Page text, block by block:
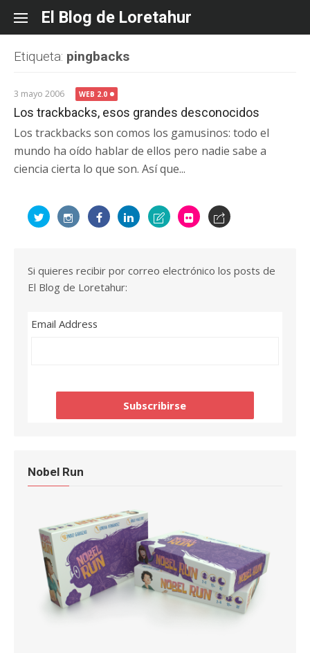
content
El Blog de Loretahur
Etiqueta: pingbacks
3 mayo 2006 WEB 2.0
Los trackbacks, esos grandes desconocidos
Los trackbacks son comos los gamusinos: todo el
mundo ha oído hablar de ellos pero nadie sabe a
ciencia cierta lo que son. Así que...
Si quieres recibir por correo electrónico los posts de
El Blog de Loretahur:
Email Address
Nobel Run